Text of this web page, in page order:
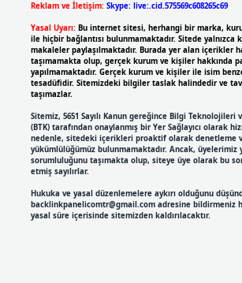
Reklam ve İletişim: Skype: live:.cid.575569c608265c69
Yasal Uyarı: Bu internet sitesi, herhangi bir marka,
ile hiçbir bağlantısı bulunmamaktadır. Sitede yalnızca
makaleler paylaşılmaktadır. Burada yer alan içerikler
taşımamakta olup, gerçek kurum ve kişiler hakkında
yapılmamaktadır. Gerçek kurum ve kişiler ile isim
tesadüfidir. Sitemizdeki bilgiler taslak halindedir ve
taşımazlar.
Sitemiz, 5651 Sayılı Kanun gereğince Bilgi Teknolojileri
(BTK) tarafından onaylanmış bir Yer Sağlayıcı olarak
nedenle, sitedeki içerikleri proaktif olarak denetleme
yükümlülüğümüz bulunmamaktadır. Ancak, üyelerimiz
sorumluluğunu taşımakta olup, siteye üye olarak bu
etmiş sayılırlar.
Hukuka ve yasal düzenlemelere aykırı olduğunu
backlinkpanelicomtr@gmail.comadresine bildirmeniz
yasal süre içerisinde sitemizden kaldırılacaktır.